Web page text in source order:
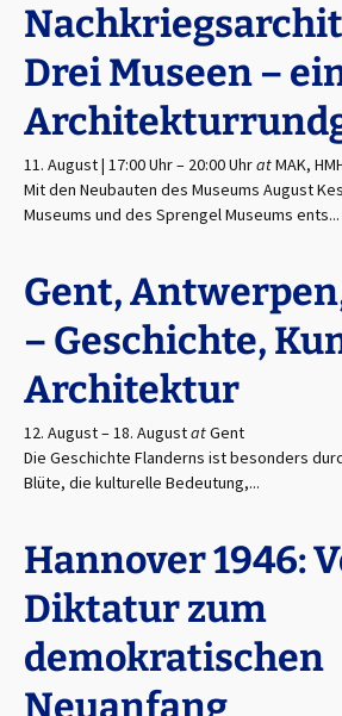
Drei Museen –
11. August | 17:00 Uhr– 20:00 UhratMAK,
Mit den Neubauten des Museums August
Museums und des Sprengel Museums ents...
Gent,
– Geschichte,
Architektur
12. August–18. AugustatGent
Die Geschichte Flanderns ist besonders
Blüte, die kulturelle Bedeutung,...
Hannover 1946:
Diktatur zum
demokratischen
Neuanfang